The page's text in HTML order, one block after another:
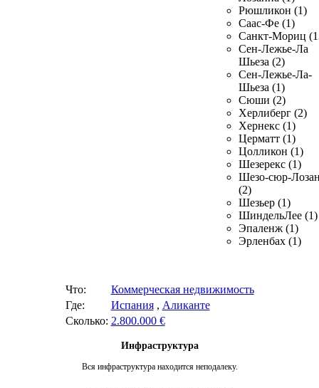
Рюшликон (1)
Саас-Фе (1)
Санкт-Мориц
Сен-Лежье-Ла
Шьеза (2)
Сен-Лежье-Ла-
Шьеза (1)
Сюши (2)
Херлиберг (2)
Хернекс (1)
Церматт (1)
Цолликон (1)
Шезерекс (1)
Шезо-сюр-
(2)
Шезьер (1)
ШиндельЛее (1)
Эпаленж (1)
Эрленбах (1)
Что:
Коммерческая недвижимость
Где:
Испания, Аликанте
Сколько: 2.800.000 €
Инфраструктура
Вся инфраструктура находится неподалеку.